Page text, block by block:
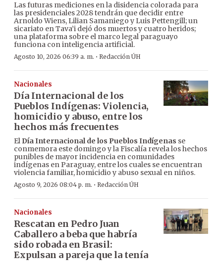
Las futuras mediciones en la disidencia colorada para
las presidenciales 2028 tendrán que decidir entre
Arnoldo Wiens, Lilian Samaniego y Luis Pettengill; un
sicariato en Tava’i dejó dos muertos y cuatro heridos;
una plataforma sobre el marco legal paraguayo
funciona con inteligencia artificial.
Agosto 10, 2026 06:39 a. m. · Redacción ÚH
Nacionales
Día Internacional de los
Pueblos Indígenas: Violencia,
homicidio y abuso, entre los
hechos más frecuentes
El Día Internacional de los Pueblos Indígenas se
conmemora este domingo y la Fiscalía revela los hechos
punibles de mayor incidencia en comunidades
indígenas en Paraguay, entre los cuales se encuentran
violencia familiar, homicidio y abuso sexual en niños.
Agosto 9, 2026 08:04 p. m. · Redacción ÚH
Nacionales
Rescatan en Pedro Juan
Caballero a beba que habría
sido robada en Brasil:
Expulsan a pareja que la tenía